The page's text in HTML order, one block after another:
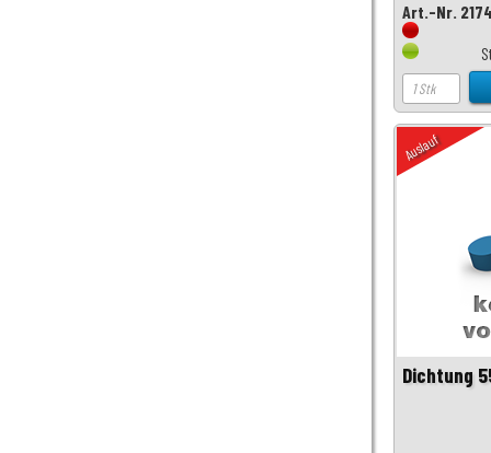
Art.-Nr.
Auslauf
Dichtung